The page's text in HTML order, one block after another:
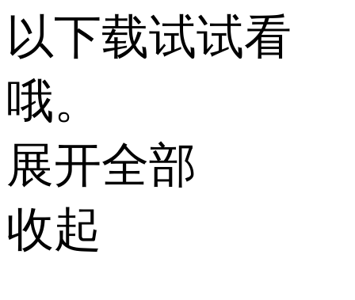
以下载试试看
哦。
展开全部
收起